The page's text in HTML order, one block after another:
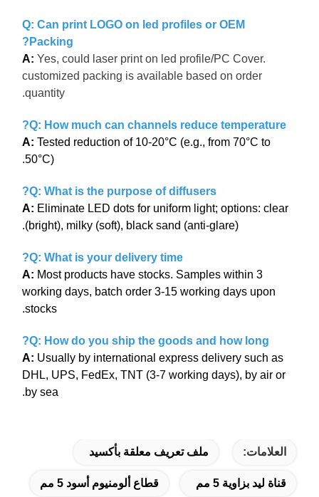
Q: Can print LOGO on led profiles or OEM
Packing?
A: Yes, could laser print on led profile/PC Cover.
customized packing is available based on order
quantity.
Q: How much can channels reduce temperature?
A:Tested reduction of 10-20°C (e.g., from 70°C to
50°C).
Q: What is the purpose of diffusers?
A: Eliminate LED dots for uniform light; options: clear
(bright), milky (soft), black sand (anti-glare).
Q: What is your delivery time?
A:Most products have stocks. Samples within 3
working days, batch order 3-15 working days upon
stocks.
Q: How do you ship the goods and how long?
A:Usually by international express delivery such as
DHL, UPS, FedEx, TNT (3-7 working days), by air or
by sea.
العلامات: ملف تعريف معلقة بأكسيد
قناة ليد بزاوية 5 مم قطاع ألومنيوم أسود 5 مم